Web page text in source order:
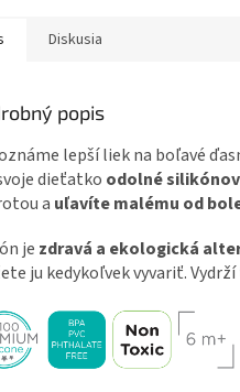
Diskusia
popis
lepší liek na boľavé
dieťatko odolné
a uľavíte malému od
je zdravá a ekologická
ju kedykoľvek vyvariť. Vydrží